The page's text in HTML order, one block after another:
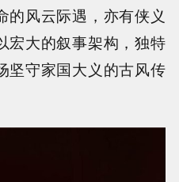
的风云际遇，亦有侠义
宏大的叙事架构，独特
坚守家国大义的古风传